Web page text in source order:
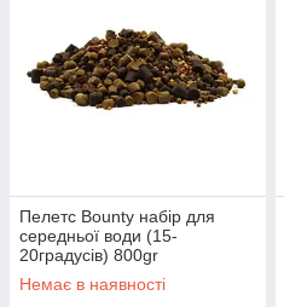
Пелетс Bounty набір для
середньої води (15-
20градусів) 800gr
Немає в наявності